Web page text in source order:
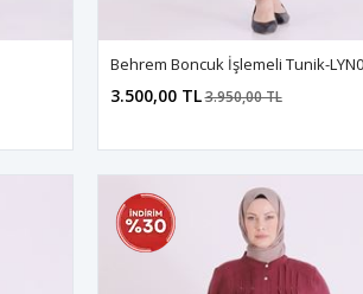
3.500,00 TL3.950,00 TL